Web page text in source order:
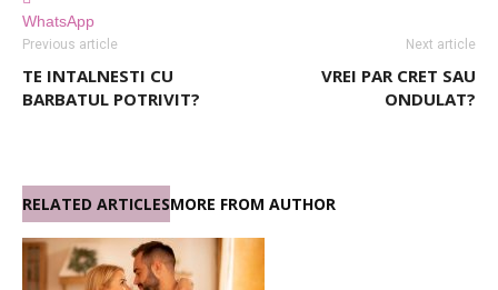
WhatsApp
Previous article
TE INTALNESTI CU
BARBATUL POTRIVIT?
Next article
VREI PAR CRET SAU
ONDULAT?
RELATED ARTICLESMORE FROM AUTHOR